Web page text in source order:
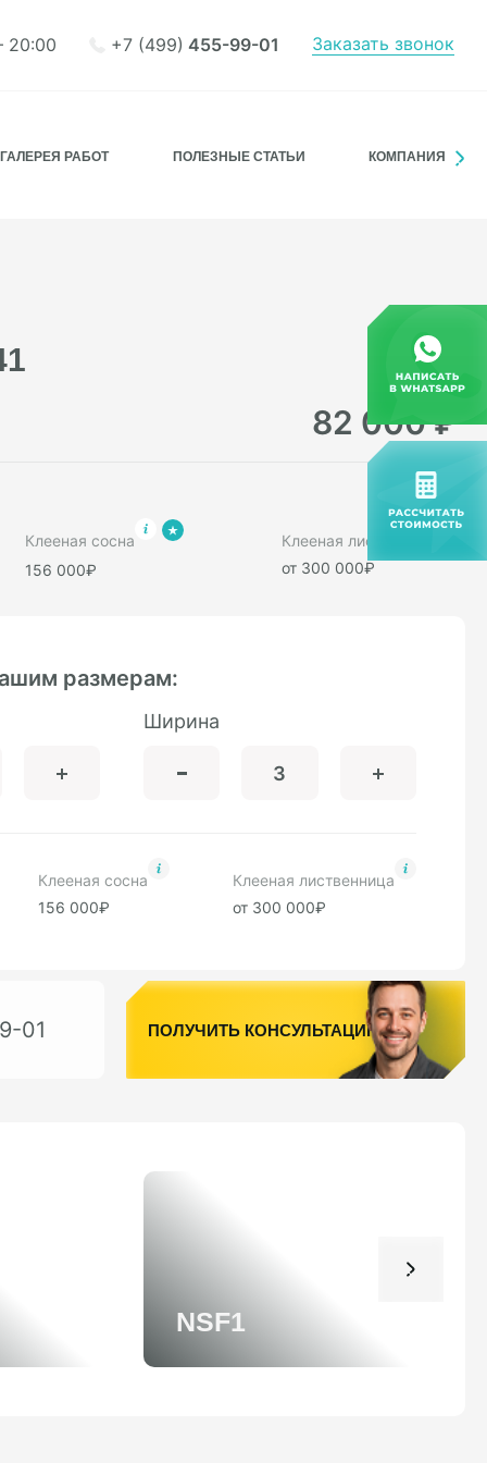
20:00 +7 (499) 455-99-01 Заказать звонок
ГАЛЕРЕЯ РАБОТ ПОЛЕЗНЫЕ СТАТЬИ КОМПАНИЯ
82 000₽
Клееная сосна
156 000₽
Клееная лиственница
от 300 000₽
размерам:
Ширина
Клееная сосна
156 000₽
Клееная лиственница
от 300 000₽
01 ПОЛУЧИТЬ КОНСУЛЬТАЦИЮ
NSF1